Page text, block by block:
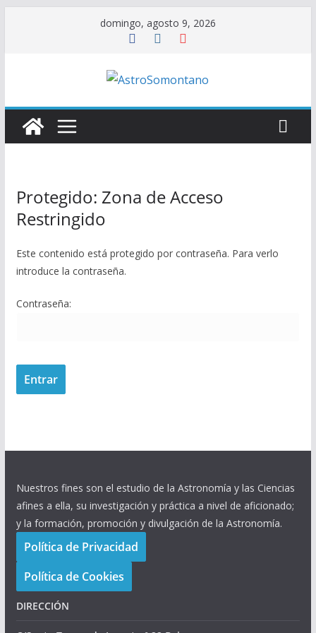
domingo, agosto 9, 2026
Protegido: Zona de Acceso
Restringido
Este contenido está protegido por contraseña. Para verlo
introduce la contraseña.
Contraseña:
Nuestros fines son el estudio de la Astronomía y las Ciencias
afines a ella, su investigación y práctica a nivel de aficionado;
y la formación, promoción y divulgación de la Astronomía.
Política de Privacidad
Política de Cookies
DIRECCIÓN